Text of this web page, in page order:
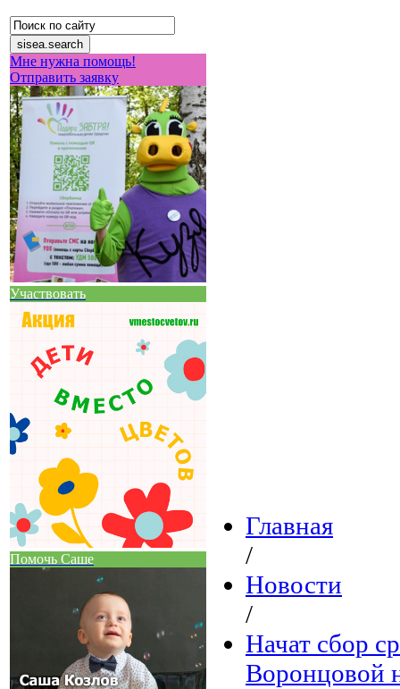
Мне нужна помощь!
Отправить заявку
Участвовать
Помочь Саше
Главная
/
Новости
/
Начат сбор
Воронцовой